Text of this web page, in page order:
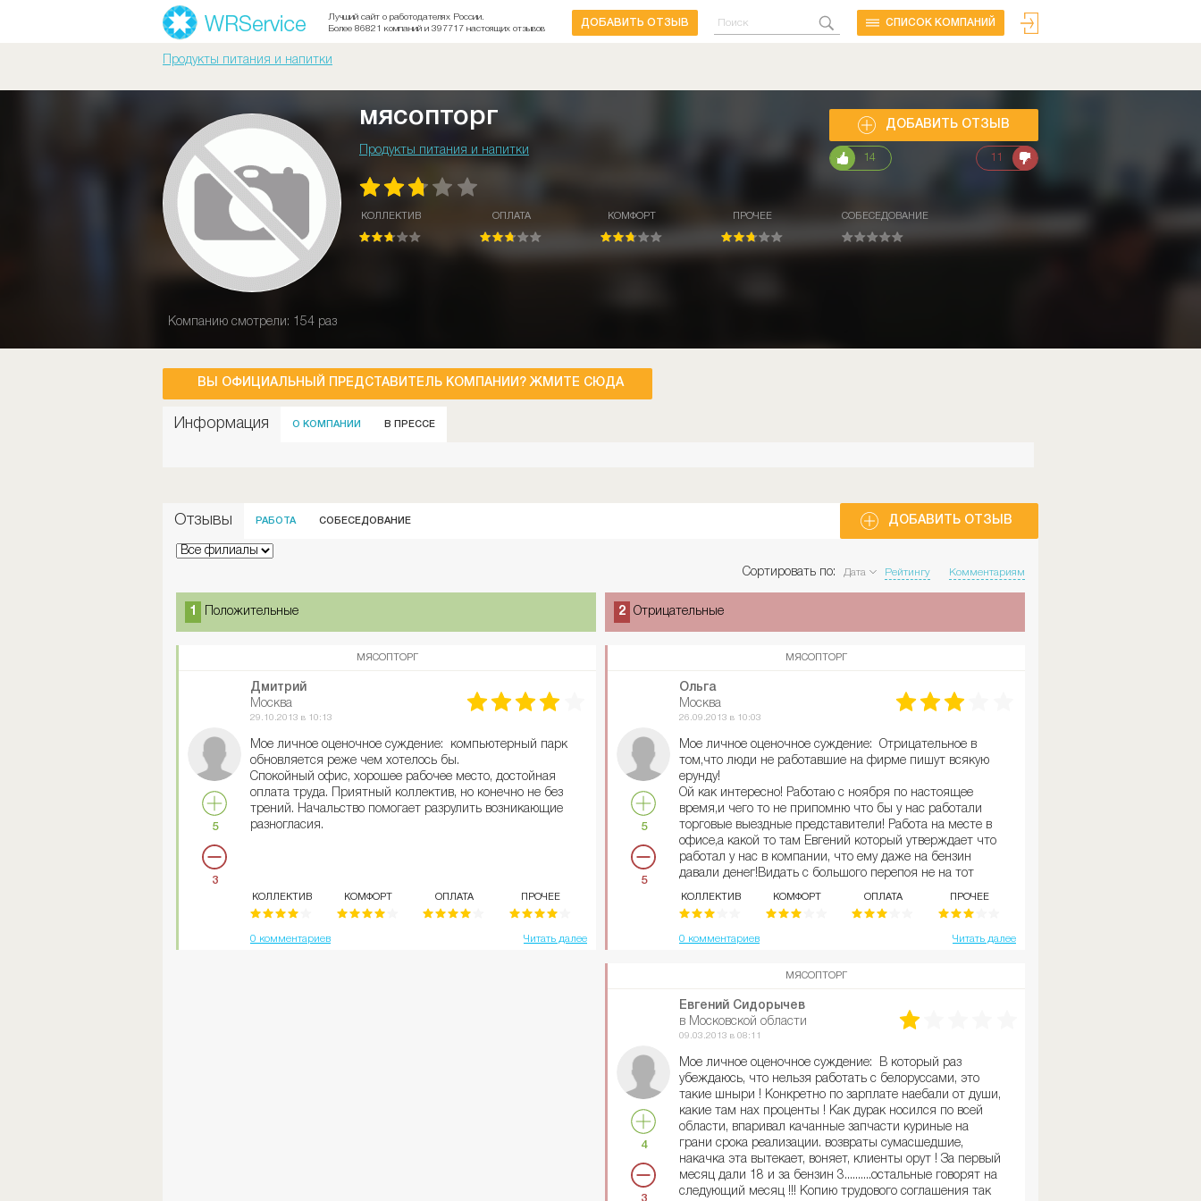
Лучший сайт о работодателях России.
Более 86821 компаний и 397717 настоящих отзывов
ДОБАВИТЬ ОТЗЫВ CПИСОК КОМПАНИЙ
Продукты питания и напитки
Компанию смотрели: 154 раз
мясопторг
Продукты питания и напитки
ДОБАВИТЬ ОТЗЫВ
14 11
КОЛЛЕКТИВ ОПЛАТА КОМФОРТ ПРОЧЕЕ СОБЕСЕДОВАНИЕ
ВЫ ОФИЦИАЛЬНЫЙ ПРЕДСТАВИТЕЛЬ КОМПАНИИ? ЖМИТЕ СЮДА
Информация О КОМПАНИИ В ПРЕССЕ
Отзывы РАБОТА СОБЕСЕДОВАНИЕ ДОБАВИТЬ ОТЗЫВ
Сортировать по: Дата Рейтингу Комментариям
1 Положительные 2 Отрицательные
МЯСОПТОРГ
5
3
Дмитрий
Москва
29.10.2013 в 10:13
Мое личное оценочное суждение: компьютерный парк
обновляется реже чем хотелось бы.
Спокойный офис, хорошее рабочее место, достойная
оплата труда. Приятный коллектив, но конечно не без
трений. Начальство помогает разрулить возникающие
разногласия.
КОЛЛЕКТИВ КОМФОРТ ОПЛАТА ПРОЧЕЕ
0 комментариев Читать далее
МЯСОПТОРГ
5
5
Ольга
Москва
26.09.2013 в 10:03
Мое личное оценочное суждение: Отрицательное в
том,что люди не работавшие на фирме пишут всякую
ерунду!
Ой как интересно! Работаю с ноября по настоящее
время,и чего то не припомню что бы у нас работали
торговые выездные представители! Работа на месте в
офисе,а какой то там Евгений который утверждает что
работал у нас в компании, что ему даже на бензин
давали денег!Видать с большого перепоя не на тот
КОЛЛЕКТИВ КОМФОРТ ОПЛАТА ПРОЧЕЕ
0 комментариев Читать далее
МЯСОПТОРГ
4
3
Евгений Сидорычев
в Московской области
09.03.2013 в 08:11
Мое личное оценочное суждение: В который раз
убеждаюсь, что нельзя работать с белоруссами, это
такие шныри ! Конкретно по зарплате наебали от души,
какие там нах проценты ! Как дурак носился по всей
области, впаривал качанные запчасти куриные на
грани срока реализации. возвраты сумасшедшие,
накачка эта вытекает, воняет, клиенты орут ! За первый
месяц дали 18 и за бензин 3..........остальные говорят на
следующий месяц !!! Копию трудового соглашения так